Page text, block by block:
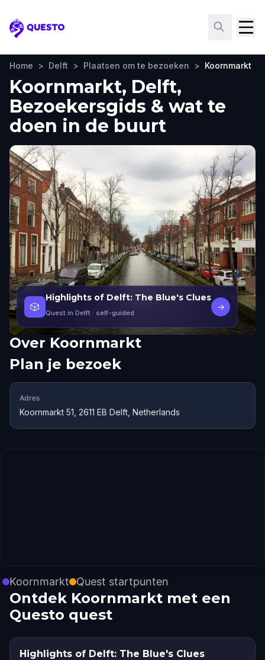
Questo
Home > Delft > Plaatsen om te bezoeken > Koornmarkt
Koornmarkt, Delft,
Bezoekersgids & wat te
doen in de buurt
🎲
Highlights of Delft: The Blue's Clues
Quest in Delft · self-guided
→
Over Koornmarkt
Plan je bezoek
Adres
Koornmarkt 51, 2611 EB Delft, Netherlands
Koornmarkt Quest startpunten
Ontdek Koornmarkt met een
Questo quest
Highlights of Delft: The Blue's Clues